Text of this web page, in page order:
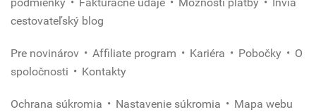
podmienky
Fakturačné údaje Možnosti platby
Invia
cestovateľský blog
Pre novinárov Affiliate program Kariéra Pobočky
O
spoločnosti
Kontakty
Ochrana súkromia Nastavenie súkromia Mapa webu